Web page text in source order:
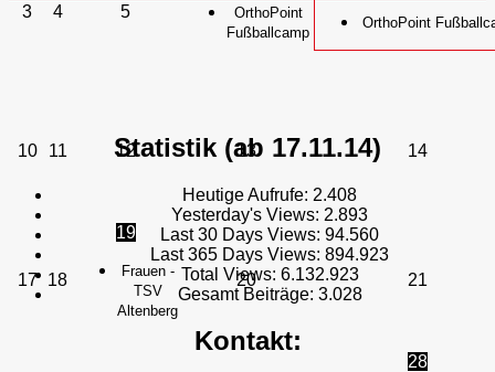
3 4 5
OrthoPoint
Fußballcamp
OrthoPoint
10 11 12 13 14
17 18
19
Frauen -
TSV
Altenberg
20 21
28
Statistik (ab 17.11.14)
Heutige Aufrufe: 2.408
Yesterday's Views: 2.893
Last 30 Days Views: 94.560
Last 365 Days Views: 894.923
Total Views: 6.132.923
Gesamt Beiträge: 3.028
Kontakt: